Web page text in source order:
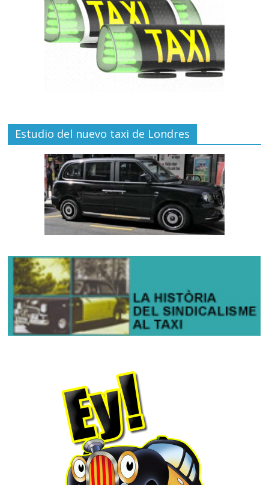
Estudio del nuevo taxi de Londres